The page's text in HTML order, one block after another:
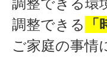
調整できる環
調整できる
ご家庭の事情